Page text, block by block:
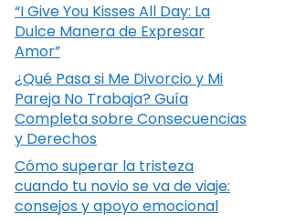
“I Give You Kisses All Day: La
Dulce Manera de Expresar
Amor”
¿Qué Pasa si Me Divorcio y Mi
Pareja No Trabaja? Guía
Completa sobre Consecuencias
y Derechos
Cómo superar la tristeza
cuando tu novio se va de viaje:
consejos y apoyo emocional